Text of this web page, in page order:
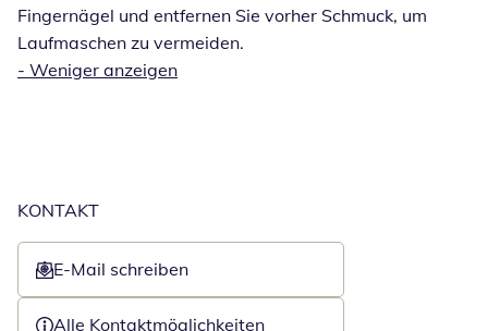
Fingernägel und entfernen Sie vorher Schmuck, um
Laufmaschen zu vermeiden.
- Weniger anzeigen
KONTAKT
E-Mail schreiben
Öffnet E-Mail-Client
Alle Kontaktmöglichkeiten